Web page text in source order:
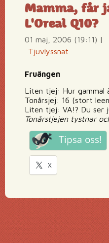
Mamma, får
L'Oreal Q10?
01 maj, 2006 (19:11) |
Tjuvlyssnat
Fruängen
Liten tjej: Hur gammal
Tonårsjej: 16 (stort
Liten tjej: VA!? Du ser
Tonårstjejen tystnar
Tipsa oss!
X